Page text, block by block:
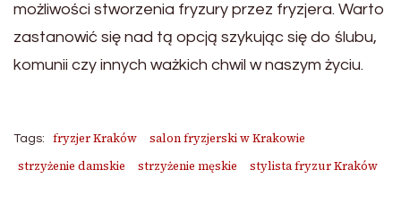
możliwości stworzenia fryzury przez fryzjera. Warto
zastanowić się nad tą opcją szykując się do ślubu,
komunii czy innych ważkich chwil w naszym życiu.
Tags: fryzjer Kraków
salon fryzjerski w Krakowie
strzyżenie damskie
strzyżenie męskie stylista fryzur Kraków